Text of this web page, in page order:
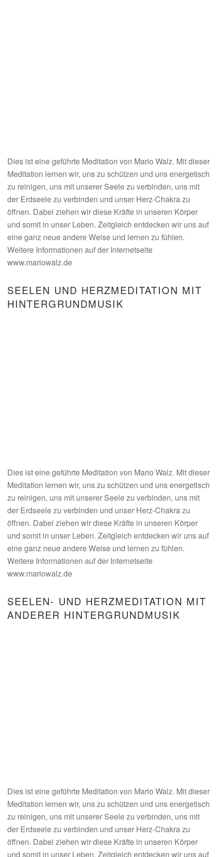
Dies ist eine geführte Meditation von Mario Walz. Mit dieser
Meditation lernen wir, uns zu schützen und uns energetisch
zu reinigen, uns mit unserer Seele zu verbinden, uns mit
der Erdseele zu verbinden und unser Herz-Chakra zu
öffnen. Dabei ziehen wir diese Kräfte in unseren Körper
und somit in unser Leben. Zeitgleich entdecken wir uns auf
eine ganz neue andere Weise und lernen zu fühlen.
Weitere Informationen auf der Internetseite
www.mariowalz.de
SEELEN UND HERZMEDITATION MIT
HINTERGRUNDMUSIK
Dies ist eine geführte Meditation von Mario Walz. Mit dieser
Meditation lernen wir, uns zu schützen und uns energetisch
zu reinigen, uns mit unserer Seele zu verbinden, uns mit
der Erdseele zu verbinden und unser Herz-Chakra zu
öffnen. Dabei ziehen wir diese Kräfte in unseren Körper
und somit in unser Leben. Zeitgleich entdecken wir uns auf
eine ganz neue andere Weise und lernen zu fühlen.
Weitere Informationen auf der Internetseite
www.mariowalz.de
SEELEN- UND HERZMEDITATION MIT
ANDERER HINTERGRUNDMUSIK
Dies ist eine geführte Meditation von Mario Walz. Mit dieser
Meditation lernen wir, uns zu schützen und uns energetisch
zu reinigen, uns mit unserer Seele zu verbinden, uns mit
der Erdseele zu verbinden und unser Herz-Chakra zu
öffnen. Dabei ziehen wir diese Kräfte in unseren Körper
und somit in unser Leben. Zeitgleich entdecken wir uns auf